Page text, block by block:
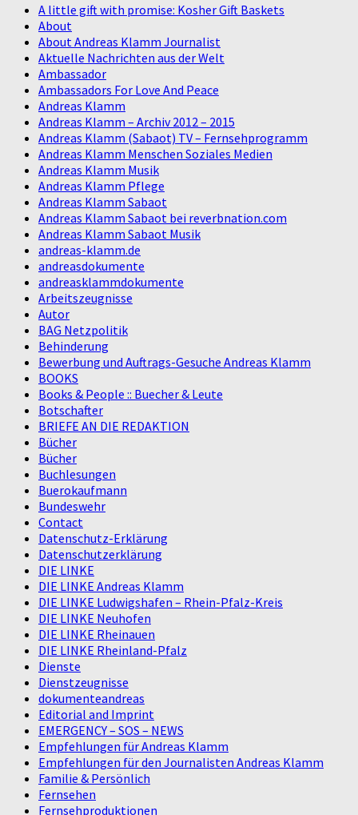
A little gift with promise: Kosher Gift Baskets
About
About Andreas Klamm Journalist
Aktuelle Nachrichten aus der Welt
Ambassador
Ambassadors For Love And Peace
Andreas Klamm
Andreas Klamm – Archiv 2012 – 2015
Andreas Klamm (Sabaot) TV – Fernsehprogramm
Andreas Klamm Menschen Soziales Medien
Andreas Klamm Musik
Andreas Klamm Pflege
Andreas Klamm Sabaot
Andreas Klamm Sabaot bei reverbnation.com
Andreas Klamm Sabaot Musik
andreas-klamm.de
andreasdokumente
andreasklammdokumente
Arbeitszeugnisse
Autor
BAG Netzpolitik
Behinderung
Bewerbung und Auftrags-Gesuche Andreas Klamm
BOOKS
Books & People :: Buecher & Leute
Botschafter
BRIEFE AN DIE REDAKTION
Bücher
Bücher
Buchlesungen
Buerokaufmann
Bundeswehr
Contact
Datenschutz-Erklärung
Datenschutzerklärung
DIE LINKE
DIE LINKE Andreas Klamm
DIE LINKE Ludwigshafen – Rhein-Pfalz-Kreis
DIE LINKE Neuhofen
DIE LINKE Rheinauen
DIE LINKE Rheinland-Pfalz
Dienste
Dienstzeugnisse
dokumenteandreas
Editorial and Imprint
EMERGENCY – SOS – NEWS
Empfehlungen für Andreas Klamm
Empfehlungen für den Journalisten Andreas Klamm
Familie & Persönlich
Fernsehen
Fernsehproduktionen